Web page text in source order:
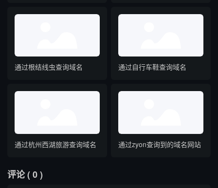
通过根结线虫查询域名 通过自行车鞋查询域名
通过杭州西湖旅游查询域名 通过zyon查询到的域名网站
评论( 0 )